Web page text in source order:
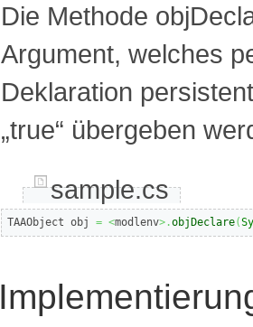
Die Methode
Argument, welches
Deklaration
„true“ übergeben
sample.cs
TAAObject obj = <modlenv>.objDeclare(